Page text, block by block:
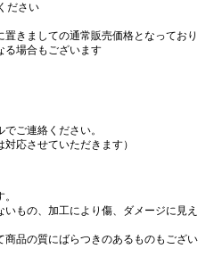
ださい
きましての通常販売価格となっており
る場合もございます
ご連絡ください。
応させていただきます）
もの、加工により傷、ダメージに見え
品の質にばらつきのあるものもござい